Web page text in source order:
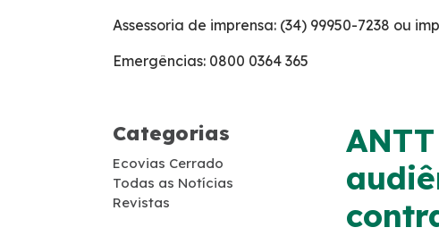
Postos de Combustível
Carta ao Usuário
Tarifas de Pedágio
Assessoria de imprensa: (34) 99950-7238 ou
Emergências: 0800 0364 365
Categorias
Ecovias Cerrado
Todas as Notícias
Revistas